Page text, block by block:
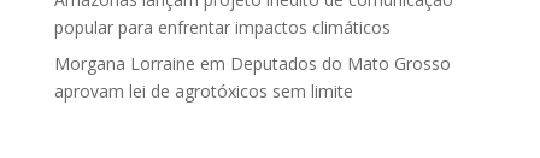
popular para enfrentar impactos climáticos
Morgana Lorraine em Deputados do Mato Grosso
aprovam lei de agrotóxicos sem limite